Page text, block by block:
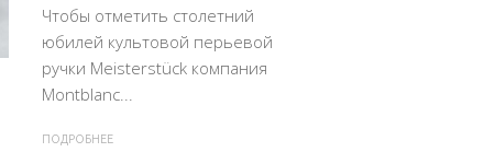
Чтобы отметить столетний
юбилей культовой перьевой
ручки Meisterstück компания
Montblanc...
ПОДРОБНЕЕ